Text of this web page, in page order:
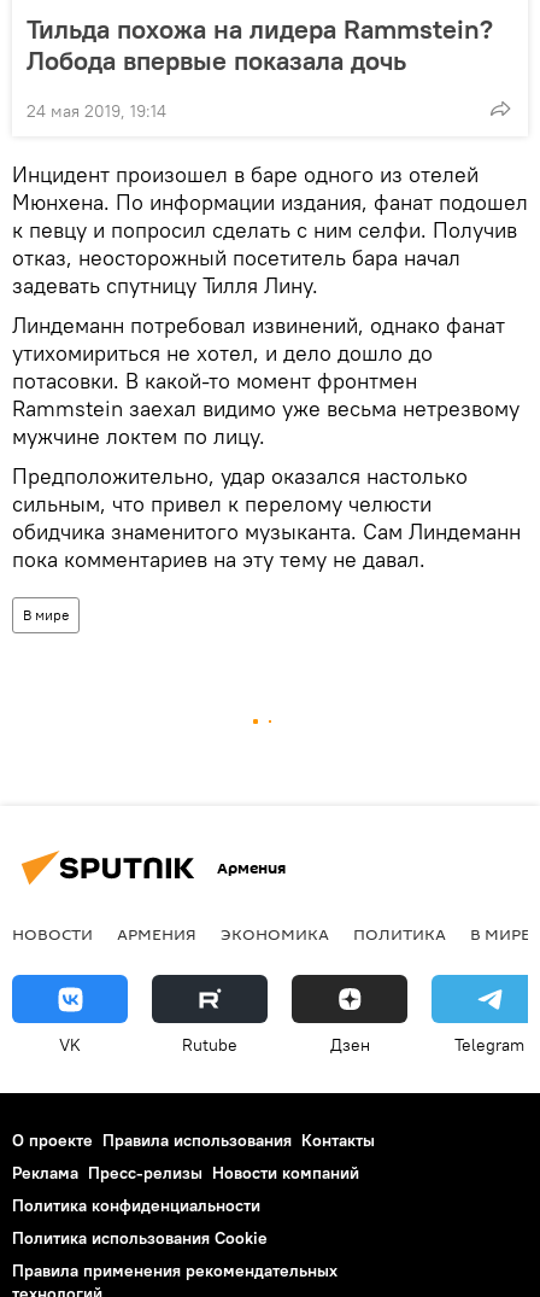
Тильда похожа на лидера Rammstein?
Лобода впервые показала дочь
24 мая 2019, 19:14
Инцидент произошел в баре одного из отелей
Мюнхена. По информации издания, фанат подошел
к певцу и попросил сделать с ним селфи. Получив
отказ, неосторожный посетитель бара начал
задевать спутницу Тилля Лину.
Линдеманн потребовал извинений, однако фанат
утихомириться не хотел, и дело дошло до
потасовки. В какой-то момент фронтмен
Rammstein заехал видимо уже весьма нетрезвому
мужчине локтем по лицу.
Предположительно, удар оказался настолько
сильным, что привел к перелому челюсти
обидчика знаменитого музыканта. Сам Линдеманн
пока комментариев на эту тему не давал.
В мире
Армения
НОВОСТИ АРМЕНИЯ ЭКОНОМИКА ПОЛИТИКА В МИРЕ
VK Rutube Дзен Telegram
О проекте Правила использования Контакты
Реклама Пресс-релизы Новости компаний
Политика конфиденциальности
Политика использования Cookie
Правила применения рекомендательных